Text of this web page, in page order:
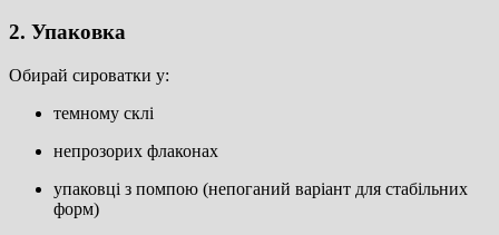
2. Упаковка
Обирай сироватки у:
темному склі
непрозорих флаконах
упаковці з помпою (непоганий варіант для стабільних
форм)